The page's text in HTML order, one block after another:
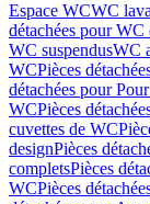
Espace WCWC
détachées pour WC
WC suspendusWC
WCPièces
détachées pour
WCPièces
cuvettes de WC
designPièces
completsPièces
WCPièces